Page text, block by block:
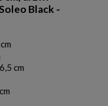
Black -
cm